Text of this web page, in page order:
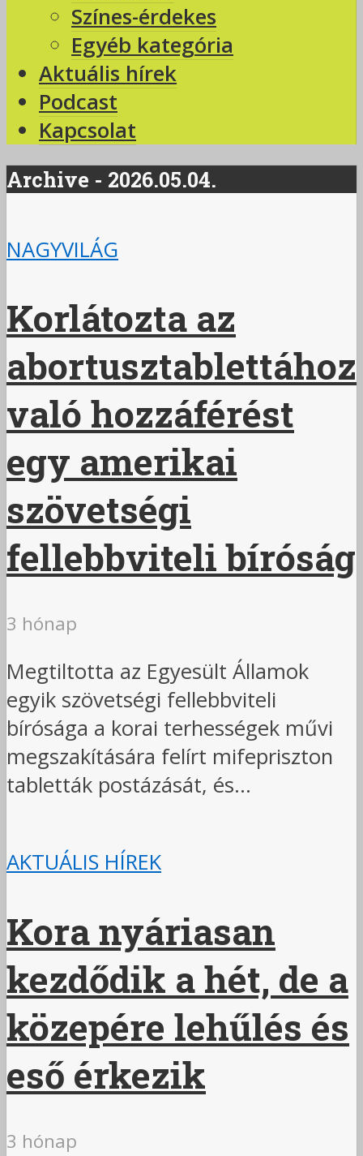
Színes-érdekes
Egyéb kategória
Aktuális hírek
Podcast
Kapcsolat
Archive - 2026.05.04.
NAGYVILÁG
Korlátozta az
abortusztablettához
való hozzáférést
egy amerikai
szövetségi
fellebbviteli bíróság
3 hónap
Megtiltotta az Egyesült Államok
egyik szövetségi fellebbviteli
bírósága a korai terhességek művi
megszakítására felírt mifepriszton
tabletták postázását, és...
AKTUÁLIS HÍREK
Kora nyáriasan
kezdődik a hét, de a
közepére lehűlés és
eső érkezik
3 hónap